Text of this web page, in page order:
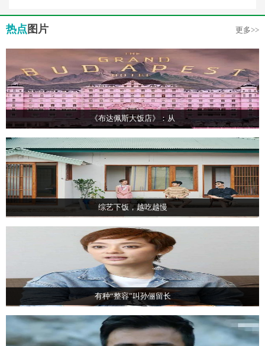
热点 图片 更多>>
《布达佩斯大饭店》：从
综艺下饭，越吃越慢
有种“整容”叫孙俪留长